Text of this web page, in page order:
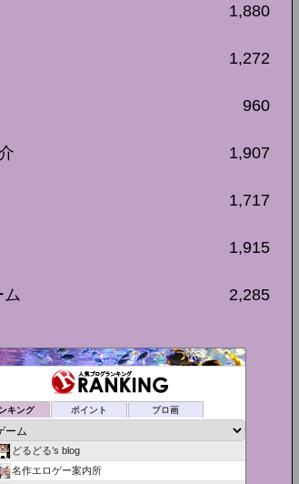
1,880
1,272
960
1,907
1,717
1,915
ム 2,285
キング ポイント ブロ画
どるどる’s blog
名作エロゲー案内所